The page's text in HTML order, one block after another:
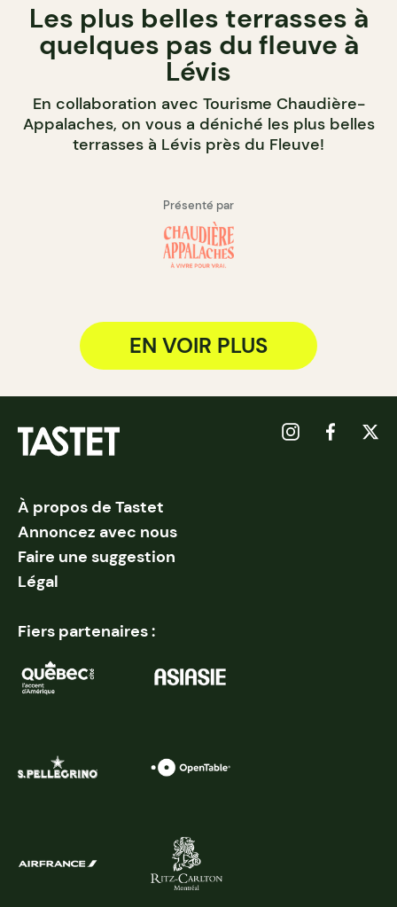
Les plus belles terrasses à
quelques pas du fleuve à
Lévis
En collaboration avec Tourisme Chaudière-
Appalaches, on vous a déniché les plus belles
terrasses à Lévis près du Fleuve!
Présenté par
EN VOIR PLUS
À propos de Tastet
Annoncez avec nous
Faire une suggestion
Légal
Fiers partenaires :